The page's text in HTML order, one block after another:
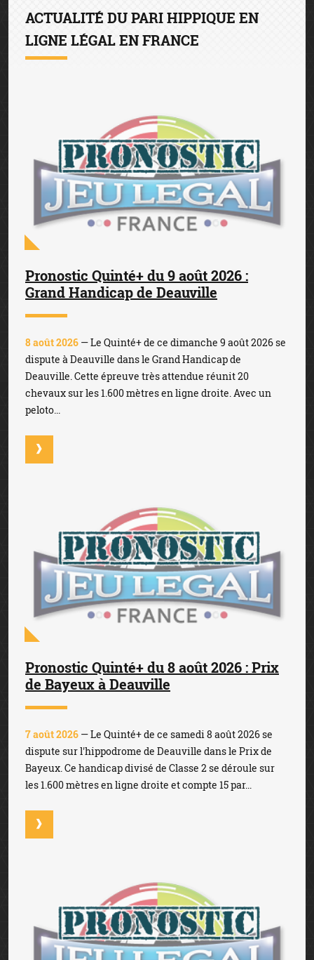
ACTUALITÉ DU PARI HIPPIQUE EN
LIGNE LÉGAL EN FRANCE
Pronostic Quinté+ du 9 août 2026 :
Grand Handicap de Deauville
8 août 2026 — Le Quinté+ de ce dimanche 9 août 2026 se
dispute à Deauville dans le Grand Handicap de
Deauville. Cette épreuve très attendue réunit 20
chevaux sur les 1.600 mètres en ligne droite. Avec un
peloto...
Pronostic Quinté+ du 8 août 2026 : Prix
de Bayeux à Deauville
7 août 2026 — Le Quinté+ de ce samedi 8 août 2026 se
dispute sur l'hippodrome de Deauville dans le Prix de
Bayeux. Ce handicap divisé de Classe 2 se déroule sur
les 1.600 mètres en ligne droite et compte 15 par...